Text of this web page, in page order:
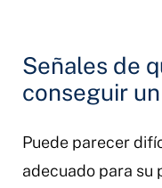
Señales de
conseguir
Puede parecer
adecuado para su